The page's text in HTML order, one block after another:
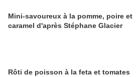
Mini-savoureux à la pomme, poire et
caramel d'après Stéphane Glacier
Rôti de poisson à la feta et tomates